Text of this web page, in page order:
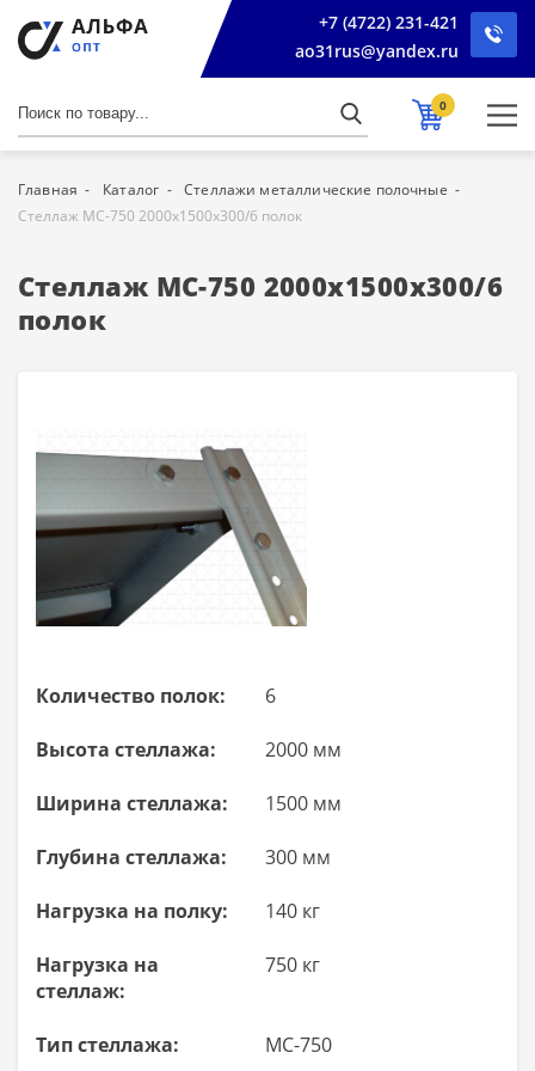
+7 (4722) 231-421
ao31rus@yandex.ru
0
Главная Каталог
Стеллажи металлические полочные
Стеллаж МС-750 2000х1500х300/6 полок
Стеллаж МС-750 2000х1500х300/6
полок
Количество полок: 6
Высота стеллажа: 2000 мм
Ширина стеллажа: 1500 мм
Глубина стеллажа: 300 мм
Нагрузка на полку: 140 кг
Нагрузка на
стеллаж:
750 кг
Тип стеллажа: МС-750